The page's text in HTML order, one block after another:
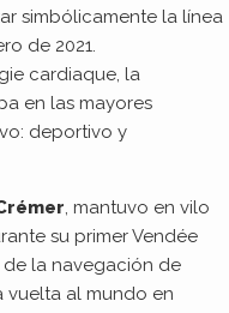
simbólicamente la línea
de 2021.
cardiaque, la
en las mayores
deportivo y
, mantuvo en vilo
su primer Vendée
de la navegación de
vuelta al mundo en